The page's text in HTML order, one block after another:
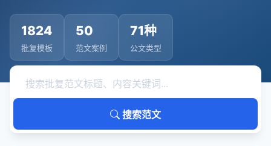
1824
批复模板
50
范文案例
71种
公文类型
搜索范文